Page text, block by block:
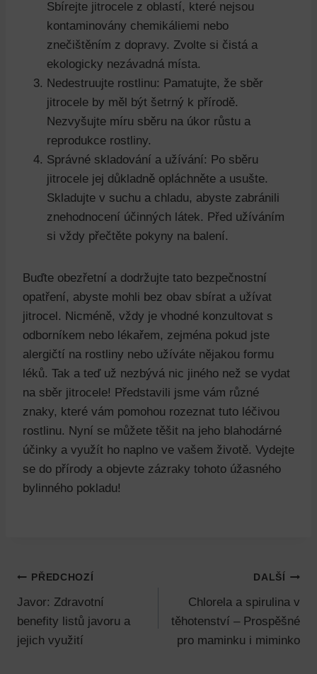
Sbírejte jitrocele z oblastí, které nejsou
kontaminovány chemikáliemi nebo
znečištěním z dopravy. Zvolte si čistá a
ekologicky nezávadná místa.
Nedestruujte rostlinu: Pamatujte, že sběr
jitrocele by měl být šetrný k přírodě.
Nezvyšujte míru sběru na úkor růstu a
reprodukce rostliny.
Správné skladování a užívání: Po sběru
jitrocele jej důkladně opláchněte a usušte.
Skladujte v suchu a chladu, abyste zabránili
znehodnocení účinných látek. Před užíváním
si vždy přečtěte pokyny na balení.
Buďte obezřetní a dodržujte tato bezpečnostní
opatření, abyste mohli bez obav sbírat a užívat
jitrocel. Nicméně, vždy je vhodné konzultovat s
odborníkem nebo lékařem, zejména pokud jste
alergičtí na rostliny nebo užíváte nějakou formu
léků. Tak a teď už nezbývá nic jiného než se vydat
na sběr jitrocele! Představili jsme vám různé
znaky, které vám pomohou rozeznat tuto léčivou
rostlinu. Nyní se můžete těšit na jeho blahodárné
účinky a využít ho naplno ve vašem životě. Vydejte
se do přírody a objevte zázraky tohoto úžasného
bylinného pokladu!
Navigace
pro
příspěvek
PŘEDCHOZÍ
Javor: Zdravotní
benefity listů javoru a
jejich využití
DALŠÍ
Chlorela a spirulina v
těhotenství – Prospěšné
pro maminku i miminko